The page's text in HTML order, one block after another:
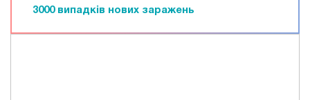
3000 випадків нових заражень